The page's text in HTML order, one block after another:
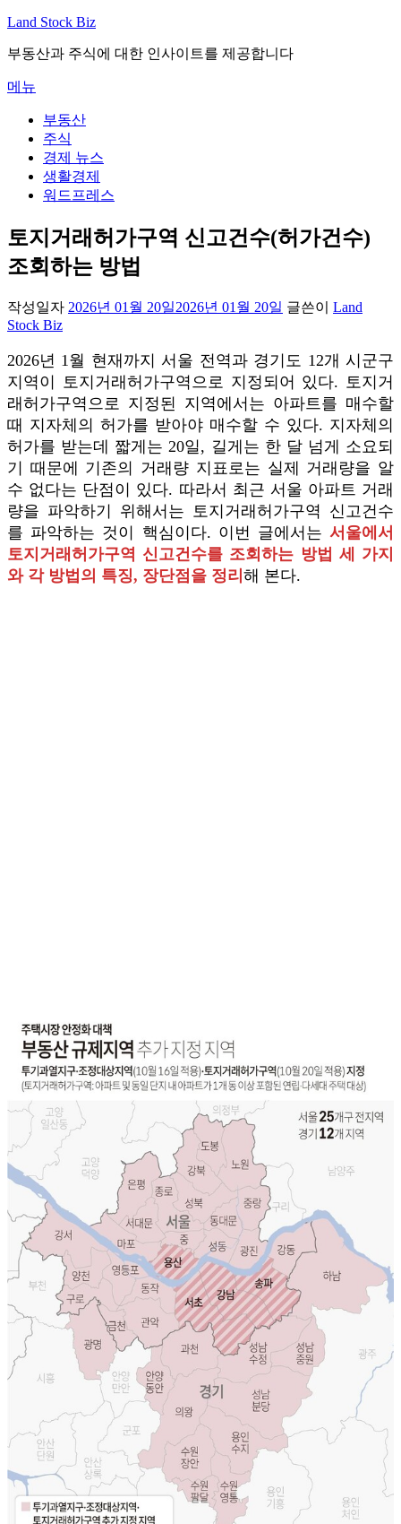
내
으
로
바
Land Stock Biz
부동산과 주식에 대한 인사이트를 제공합니다
메뉴
부동산
주식
경제 뉴스
생활경제
워드프레스
토지거래허가구역 신고건수(허가건수)
조회하는 방법
작성일자 2026년 01월 20일2026년 01월 20일 글쓴이 Land
Stock Biz
2026년 1월 현재까지 서울 전역과 경기도 12개 시군구
지역이 토지거래허가구역으로 지정되어 있다. 토지거
래허가구역으로 지정된 지역에서는 아파트를 매수할
때 지자체의 허가를 받아야 매수할 수 있다. 지자체의
허가를 받는데 짧게는 20일, 길게는 한 달 넘게 소요되
기 때문에 기존의 거래량 지표로는 실제 거래량을 알
수 없다는 단점이 있다. 따라서 최근 서울 아파트 거래
량을 파악하기 위해서는 토지거래허가구역 신고건수
를 파악하는 것이 핵심이다. 이번 글에서는 서울에서
토지거래허가구역 신고건수를 조회하는 방법 세 가지
와 각 방법의 특징, 장단점을 정리 해 본다.